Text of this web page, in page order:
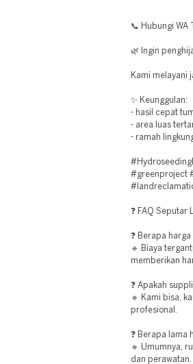
📞 Hubungi
🌿 Ingin
Kami melayani
✨ Keunggulan:
- hasil cepat
- area luas
- ramah
#greenproject
❓ FAQ Seputar
❓ Berapa
🔹 Biaya
memberikan
❓ Apakah
🔹 Kami bisa,
profesional.
❓ Berapa lama
🔹 Umumnya,
dan perawatan.